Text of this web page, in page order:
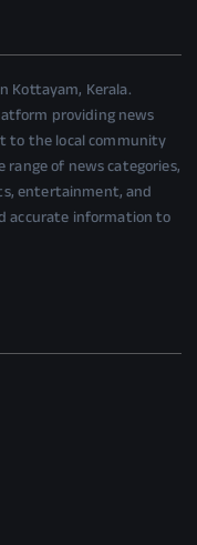
Kottayam, Kerala.
providing news
to the local community
range of news categories,
entertainment, and
accurate information to